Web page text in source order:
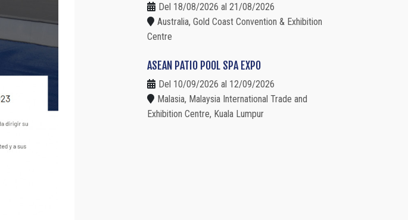
Del 18/08/2026 al 21/08/2026
Australia, Gold Coast Convention & Exhibition
Centre
ASEAN PATIO POOL SPA EXPO
Del 10/09/2026 al 12/09/2026
Malasia, Malaysia International Trade and
Exhibition Centre, Kuala Lumpur